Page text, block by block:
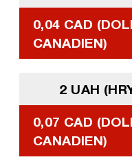
0,04 CAD
CANADIEN)
2 UAH
0,07 CAD
CANADIEN)